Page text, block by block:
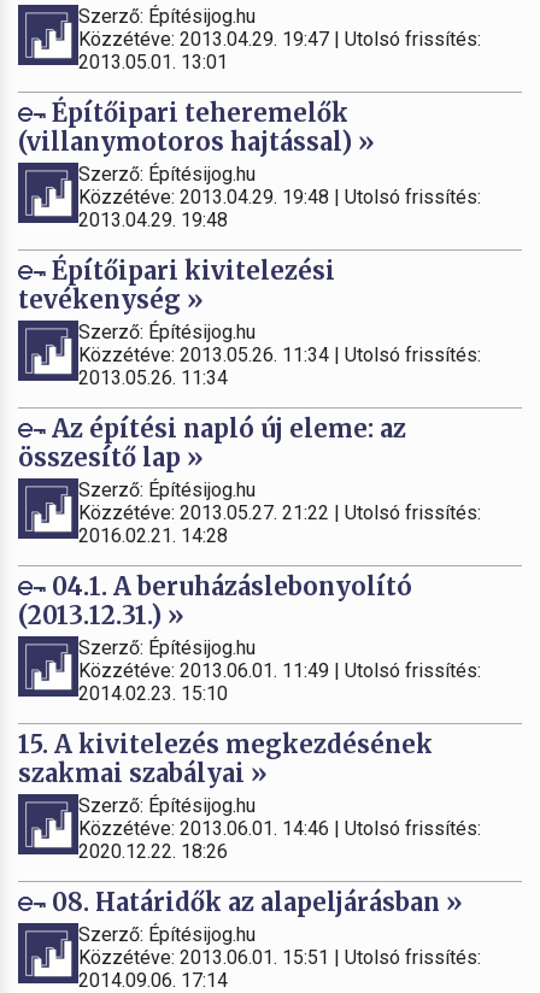
Szerző: Építésijog.hu
Közzétéve: 2013.04.29. 19:47 | Utolsó frissítés:
2013.05.01. 13:01
Építőipari teheremelők
(villanymotoros hajtással) »
Szerző: Építésijog.hu
Közzétéve: 2013.04.29. 19:48 | Utolsó frissítés:
2013.04.29. 19:48
Építőipari kivitelezési
tevékenység »
Szerző: Építésijog.hu
Közzétéve: 2013.05.26. 11:34 | Utolsó frissítés:
2013.05.26. 11:34
Az építési napló új eleme: az
összesítő lap »
Szerző: Építésijog.hu
Közzétéve: 2013.05.27. 21:22 | Utolsó frissítés:
2016.02.21. 14:28
04.1. A beruházáslebonyolító
(2013.12.31.) »
Szerző: Építésijog.hu
Közzétéve: 2013.06.01. 11:49 | Utolsó frissítés:
2014.02.23. 15:10
15. A kivitelezés megkezdésének
szakmai szabályai »
Szerző: Építésijog.hu
Közzétéve: 2013.06.01. 14:46 | Utolsó frissítés:
2020.12.22. 18:26
08. Határidők az alapeljárásban »
Szerző: Építésijog.hu
Közzétéve: 2013.06.01. 15:51 | Utolsó frissítés:
2014.09.06. 17:14